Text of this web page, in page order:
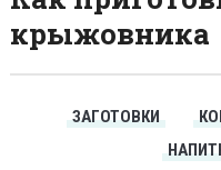
крыжовника
ЗАГОТОВКИ